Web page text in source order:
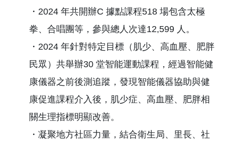
・2024 年共開辦C 據點課程518 場包含太極
拳、合唱團等，參與總人次達12,599 人。
・2024 年針對特定目標（肌少、高血壓、肥胖
民眾）共舉辦30 堂智能運動課程，經過智能健
康儀器之前後測追蹤，發現智能儀器協助與健
康促進課程介入後，肌少症、高血壓、肥胖相
關生理指標明顯改善。
・凝聚地方社區力量，結合衛生局、里長、社